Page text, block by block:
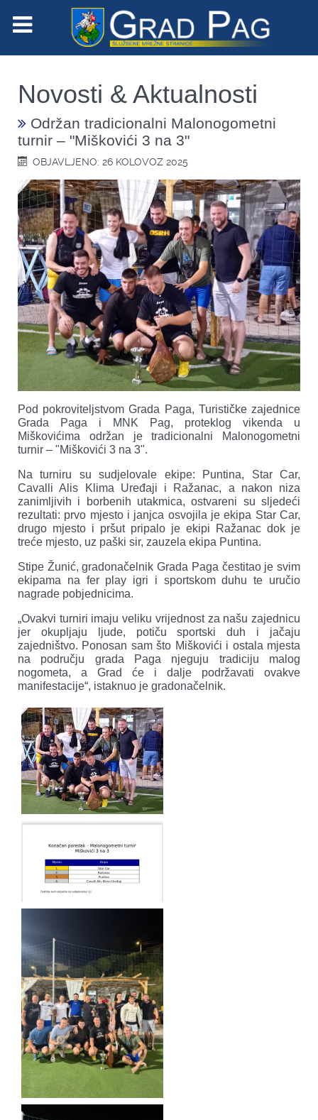
Novosti & Aktualnosti
Održan tradicionalni Malonogometni
turnir – "Miškovići 3 na 3"
OBJAVLJENO: 26 KOLOVOZ 2025
Pod pokroviteljstvom Grada Paga, Turističke zajednice
Grada Paga i MNK Pag, proteklog vikenda u
Miškovićima održan je tradicionalni Malonogometni
turnir – "Miškovići 3 na 3".
Na turniru su sudjelovale ekipe: Puntina, Star Car,
Cavalli Alis Klima Uređaji i Ražanac, a nakon niza
zanimljivih i borbenih utakmica, ostvareni su sljedeći
rezultati: prvo mjesto i janjca osvojila je ekipa Star Car,
drugo mjesto i pršut pripalo je ekipi Ražanac dok je
treće mjesto, uz paški sir, zauzela ekipa Puntina.
Stipe Žunić, gradonačelnik Grada Paga čestitao je svim
ekipama na fer play igri i sportskom duhu te uručio
nagrade pobjednicima.
„Ovakvi turniri imaju veliku vrijednost za našu zajednicu
jer okupljaju ljude, potiču sportski duh i jačaju
zajedništvo. Ponosan sam što Miškovići i ostala mjesta
na području grada Paga njeguju tradiciju malog
nogometa, a Grad će i dalje podržavati ovakve
manifestacije“, istaknuo je gradonačelnik.